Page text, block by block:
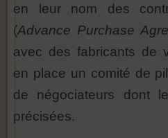
en leur nom des
(Advance Purchase
avec des fabricants de
en place un comité de
de négociateurs dont
précisées.